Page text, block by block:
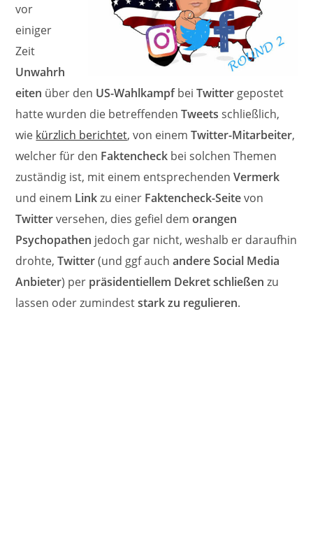
vor
einiger
Zeit
Unwahrh
eiten über den US-WahlkampfbeiTwitter gepostet
hatte wurden die betreffendenTweets schließlich,
wie kürzlich berichtet, von einemTwitter-Mitarbeiter,
welcher für den Faktencheck bei solchen Themen
zuständig ist, mit einem entsprechendenVermerk
und einem Linkzu einer Faktencheck-Seitevon
Twitterversehen, dies gefiel demorangen
Psychopathen jedoch gar nicht, weshalb er daraufhin
drohte,Twitter(und ggf auchandere Social Media
Anbieter) per präsidentiellem Dekret schließen zu
lassen oder zumindeststark zu regulieren.